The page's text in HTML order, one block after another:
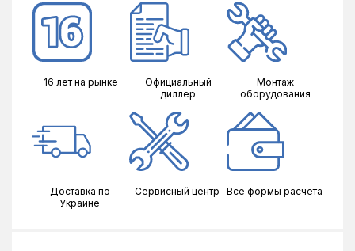
16 лет на рынке
Официальный
диллер
Монтаж
оборудования
Доставка по
Украине
Сервисный центр Все формы расчета